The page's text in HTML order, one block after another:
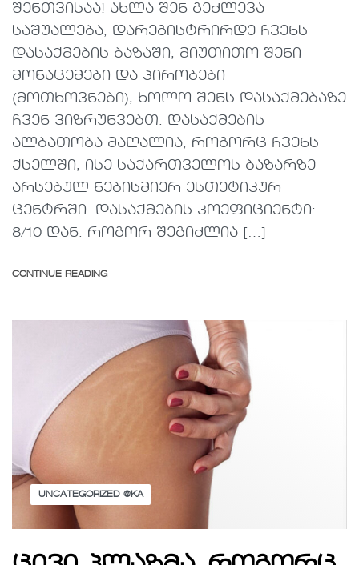
შენთვისაა! ახლა შენ გეძლევა
საშუალება, დარეგისტრირდე ჩვენს
დასაქმების ბაზაში, მიუთითო შენი
მონაცემები და პირობები
(მოთხოვნები), ხოლო შენს დასაქმებაზე
ჩვენ ვიზრუნვებთ. დასაქმების
ალბათობა მაღალია, როგორც ჩვენს
ქსელში, ისე საქართველოს ბაზარზე
არსებულ ნებისმიერ ესთეტიკურ
ცენტრში. დასაქმების კოეფიციენტი:
8/10 დან. როგორ შეგიძლია […]
CONTINUE READING
UNCATEGORIZED @KA